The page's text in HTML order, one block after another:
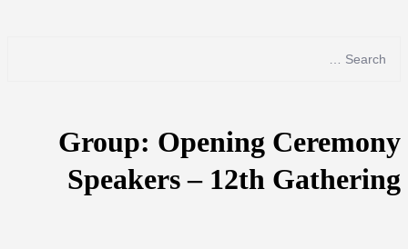
Group: Opening Ceremony
Speakers – 12th Gathering